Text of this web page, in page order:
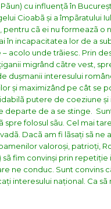
cu influențã în
Cioabã și a împãratului
cã ei nu formeazã o
în incapacitatea lor de a
acolo unde trãiesc. Prin
migrând cãtre vest,
dușmanii interesului
și maximizând pe cât se
putere de coeziune
departe de a se stinge.
spre folosul sãu. Cel mai
Dacã am fi lãsați sã
valoroși, patrioți,
fim convinși prin
ne conduc. Sunt convins
interesului național. Ca